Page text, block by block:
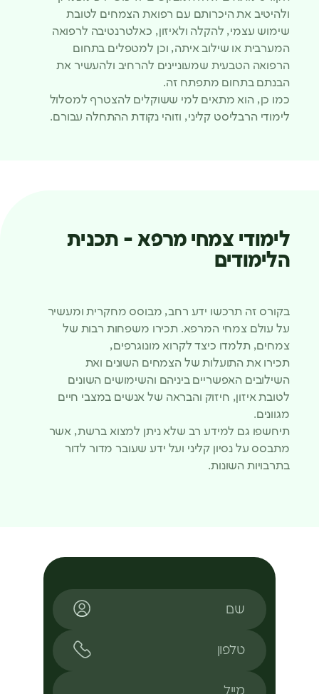
ולהיטיב את היכרותם עם רפואת הצמחים לטובת
שימוש עצמי, להקלה ולאיזון, כאלטרנטיבה לרפואה
המערבית או שילוב איתה, וכן למטפלים בתחום
הרפואה הטבעית שמעוניינים להרחיב ולהעשיר את
הבנתם בתחום מתפתח זה.
כמו כן, הוא מתאים למי ששוקלים להצטרף למסלול
לימודי הרבליסט קליני, וזוהי נקודת ההתחלה עבורם.
לימודי צמחי מרפא - תכנית
הלימודים
בקורס זה תרכשו ידע רחב, מבוסס מחקרית ומעשיר
על עולם צמחי המרפא. תכירו משפחות רבות של
צמחים, תלמדו כיצד לקרוא מונוגרפים,
תכירו את התועלות של הצמחים השונים ואת
השילובים האפשריים ביניהם והשימושים השונים
לטובת איזון, חיזוק והבראה של אנשים במצבי חיים
מגוונים.
תיחשפו גם למידע רב שלא ניתן למצוא ברשת, אשר
מתבסס על נסיון קליני ועל ידע שעובר מדור לדור
בתרבויות השונות.
שם
טלפון
מייל